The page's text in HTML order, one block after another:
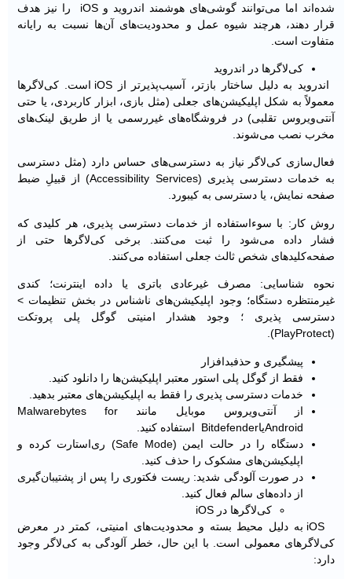
شده‌اند اما می‌توانند گوشی‌های هوشمند اندروید و iOS را نیز هدف
قرار دهند، هرچند شیوه عمل و محدودیت‌های آن‌ها نسبت به رایانه
متفاوت است.
کی‌لاگرها در اندروید
اندروید به دلیل ساختار بازتر، آسیب‌پذیرتر از iOS است. کی‌لاگرها
معمولاً به شکل اپلیکیشن‌های جعلی (مثل بازی، ابزار کاربردی، یا حتی
آنتی‌ویروس تقلبی) در فروشگاه‌های غیررسمی ‌یا از طریق لینک‌های
مخرب نصب می‌شوند.
فعال‌سازی کی‌لاگر نیاز به دسترسی‌‌های حساس دارد (مثل دسترسی
به خدمات دسترسی‌ پذیری (Accessibility Services) از قبیلِ ضبط
صفحه نمایش، یا دسترسی به کیبورد.
روش کار: با سوءاستفاده از خدمات دسترسی پذیری، هر کلیدی که
فشار داده می‌شود را ثبت می‌کنند. برخی کی‌لاگرها حتی از
صفحه‌کلیدهای شخص ثالث جعلی استفاده می‌کنند.
نحوه شناسایی: مصرف غیرعادی باتری یا داده اینترنت؛ کندی
غیرمنتظره دستگاه؛ وجود اپلیکیشن‌های ناشناس در بخش تنظیمات >
دسترسی ‌پذیری ؛ وجود هشدار امنیتی گوگل پلی پروتکت
(PlayProtect).
پیشگیری و حذفبدافزار
فقط از گوگل پلی استور معتبر اپلیکیشن‌ها را دانلود کنید.
خدمات دسترسی پذیری را فقط به اپلیکیشن‌های معتبر بدهید.
از آنتی‌ویروس موبایل مانند Malwarebytes for
AndroidیاBitdefender استفاده کنید.
دستگاه را در حالت ایمن (Safe Mode) ری‌استارت کرده و
اپلیکیشن‌های مشکوک را حذف کنید.
در صورت آلودگی شدید: ریست فکتوری را پس از پشتیبان‌گیری
از داده‌های سالم فعال کنید.
کی‌لاگرها در iOS
iOS به دلیل محیط بسته و محدودیت‌های امنیتی، کمتر در معرض
کی‌لاگرهای معمولی است. با این حال، خطر آلودگی به کی‌لاگر وجود
دارد: